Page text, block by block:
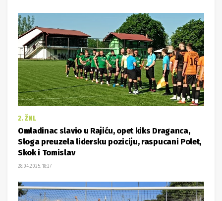
2. ŽNL
Omladinac slavio u Rajiću, opet kiks Draganca,
Sloga preuzela lidersku poziciju, raspucani Polet,
Skok i Tomislav
28.04.2025. 18:27